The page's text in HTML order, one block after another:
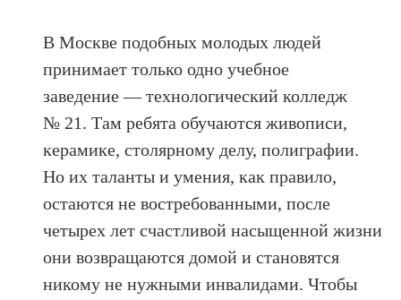
В Москве подобных молодых людей
принимает только одно учебное
заведение — технологический колледж
№ 21. Там ребята обучаются живописи,
керамике, столярному делу, полиграфии.
Но их таланты и умения, как правило,
остаются не востребованными, после
четырех лет счастливой насыщенной жизни
они возвращаются домой и становятся
никому не нужными инвалидами. Чтобы